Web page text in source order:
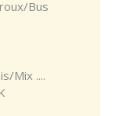
Bus
Mix ....